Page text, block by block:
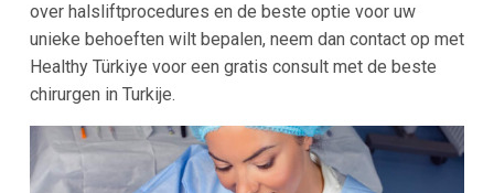
over halsliftprocedures en de beste optie voor uw
unieke behoeften wilt bepalen, neem dan contact op met
Healthy Türkiye voor een gratis consult met de beste
chirurgen in Turkije.